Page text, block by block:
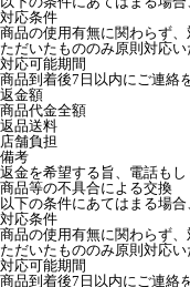
対応条件
商品の使用有無に関わらず
ただいたもののみ原則対応い
対応可能期間
商品到着後7日以内にご連絡
返金額
商品代金全額
返品送料
店舗負担
備考
返金を希望する旨、電話もし
商品等の不具合による交換
以下の条件にあてはまる場合
対応条件
商品の使用有無に関わらず
ただいたもののみ原則対応い
対応可能期間
商品到着後7日以内にご連絡